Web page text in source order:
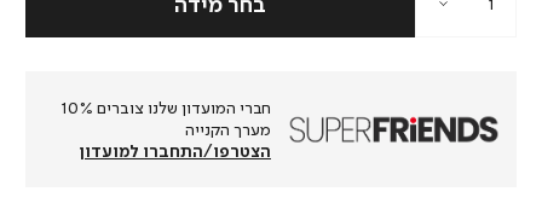
חברי המועדון שלנו צוברים 10%
מערך הקנייה
הצטרפו/התחברו למועדון